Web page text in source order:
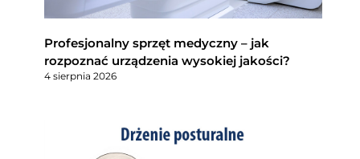
Profesjonalny sprzęt medyczny – jak
rozpoznać urządzenia wysokiej jakości?
4 sierpnia 2026